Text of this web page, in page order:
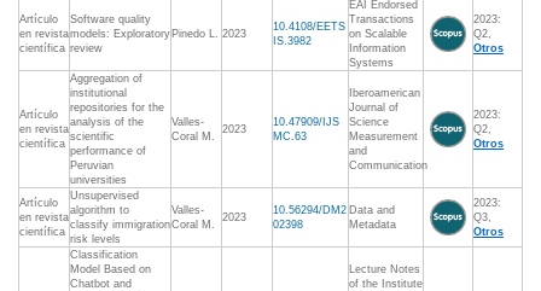
Artículo
en revista
científica
Software quality
models: Exploratory
review
Pinedo L. 2023
10.4108/EETS
IS.3982
EAI Endorsed
Transactions
on Scalable
Information
Systems
2023:
Q2,
Otros
Artículo
en revista
científica
Aggregation of
institutional
repositories for the
analysis of the
scientific
performance of
Peruvian
universities
Valles-
Coral M.
2023
10.47909/IJS
MC.63
Iberoamerican
Journal of
Science
Measurement
and
Communication
2023:
Q2,
Otros
Artículo
en revista
científica
Unsupervised
algorithm to
classify immigration
risk levels
Valles-
Coral M.
2023
10.56294/DM2
02398
Data and
Metadata
2023:
Q3,
Otros
Classification
Model Based on
Chatbot and
Lecture Notes
of the Institute